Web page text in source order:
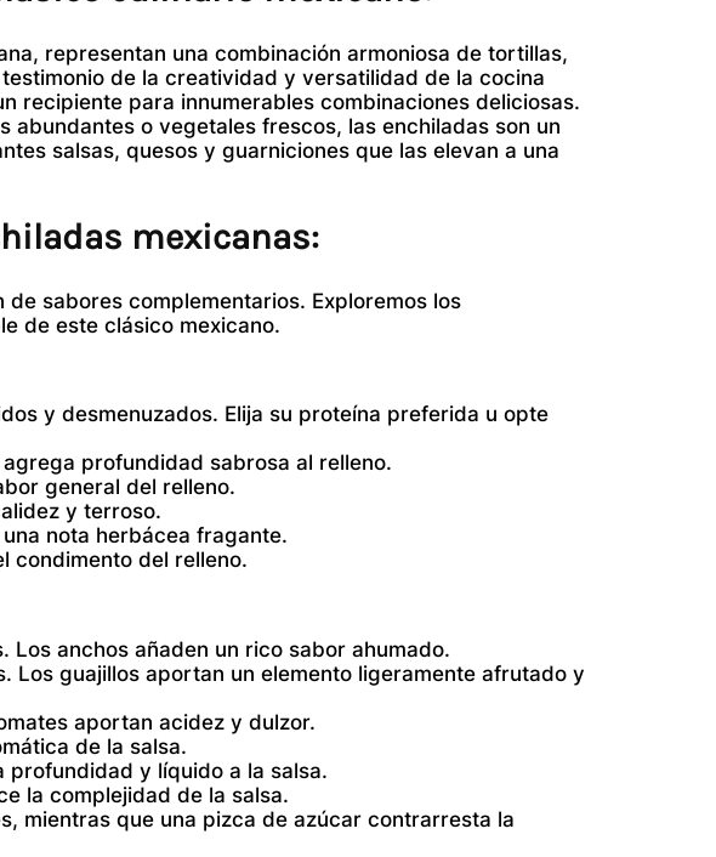
representan una combinación armoniosa de tortillas,
de la creatividad y versatilidad de la cocina
recipiente para innumerables combinaciones deliciosas.
abundantes o vegetales frescos, las enchiladas son un
salsas, quesos y guarniciones que las elevan a una
mexicanas:
sabores complementarios. Exploremos los
de este clásico mexicano.
y desmenuzados. Elija su proteína preferida u opte
profundidad sabrosa al relleno.
general del relleno.
y terroso.
nota herbácea fragante.
condimento del relleno.
Los anchos añaden un rico sabor ahumado.
Los guajillos aportan un elemento ligeramente afrutado y
aportan acidez y dulzor.
de la salsa.
profundidad y líquido a la salsa.
la complejidad de la salsa.
mientras que una pizca de azúcar contrarresta la